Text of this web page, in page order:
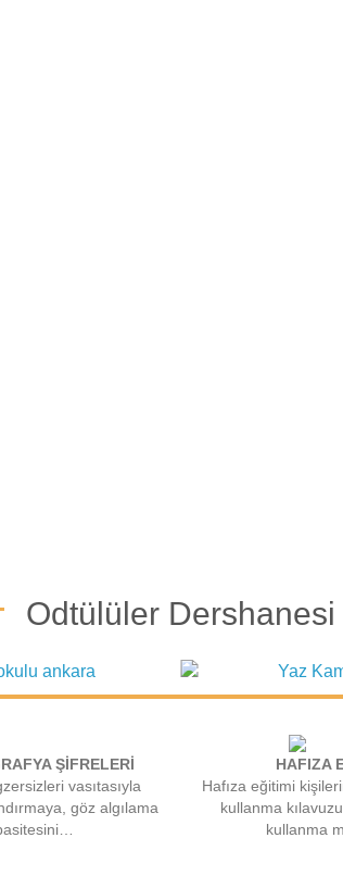
Odtülüler Dershanesi
ŞİFRELERİ
vasıtasıyla
göz algılama
HAFIZA
Hafıza eğitimi
kullanma
kullanma